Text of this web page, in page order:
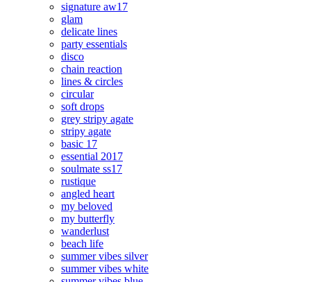
signature aw17
glam
delicate lines
party essentials
disco
chain reaction
lines & circles
circular
soft drops
grey stripy agate
stripy agate
basic 17
essential 2017
soulmate ss17
rustique
angled heart
my beloved
my butterfly
wanderlust
beach life
summer vibes silver
summer vibes white